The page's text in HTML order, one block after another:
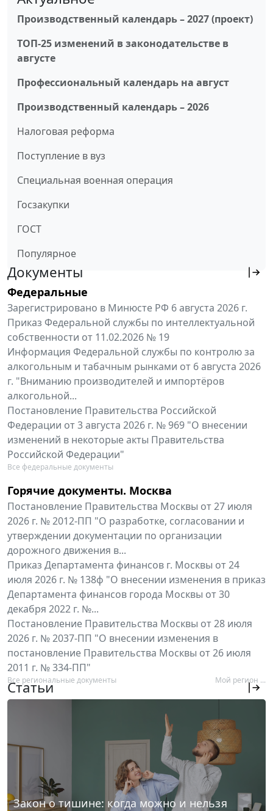
Производственный календарь – 2027 (проект)
ТОП-25 изменений в законодательстве в
августе
Профессиональный календарь на август
Производственный календарь – 2026
Налоговая реформа
Поступление в вуз
Специальная военная операция
Госзакупки
ГОСТ
Популярное
Документы
Федеральные
Зарегистрировано в Минюсте РФ 6 августа 2026 г.
Приказ Федеральной службы по интеллектуальной
собственности от 11.02.2026 № 19
Информация Федеральной службы по контролю за
алкогольным и табачным рынками от 6 августа 2026
г. "Вниманию производителей и импортёров
алкогольной...
Постановление Правительства Российской
Федерации от 3 августа 2026 г. № 969 "О внесении
изменений в некоторые акты Правительства
Российской Федерации"
Все федеральные документы
Горячие документы. Москва
Постановление Правительства Москвы от 27 июля
2026 г. № 2012-ПП "О разработке, согласовании и
утверждении документации по организации
дорожного движения в...
Приказ Департамента финансов г. Москвы от 24
июля 2026 г. № 138ф "О внесении изменения в приказ
Департамента финансов города Москвы от 30
декабря 2022 г. №...
Постановление Правительства Москвы от 28 июля
2026 г. № 2037-ПП "О внесении изменения в
постановление Правительства Москвы от 26 июля
2011 г. № 334-ПП"
Все региональные документы Мой регион ...
Статьи
Закон о тишине: когда можно и нельзя